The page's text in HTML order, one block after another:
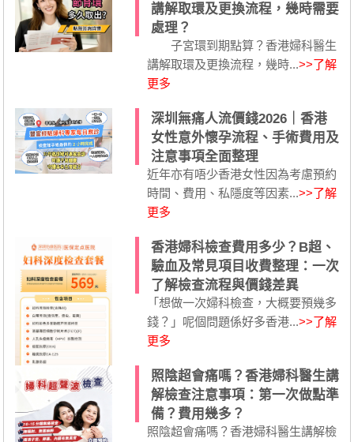
講解取環及更換流程，幾時需要
處理？
子宮環到期點算？香港婦科醫生
講解取環及更換流程，幾時...>>了解
更多
深圳無痛人流價錢2026｜香港
女性意外懷孕流程、手術費用及
注意事項全面整理
近年亦有唔少香港女性因為考慮預約
時間、費用、私隱度等因素...>>了解
更多
香港婦科檢查費用多少？B超、
驗血及常見項目收費整理：一次
了解檢查流程與價錢差異
「想做一次婦科檢查，大概要預幾多
錢？」呢個問題係好多香港...>>了解
更多
照陰超會痛嗎？香港婦科醫生講
解檢查注意事項：第一次做點準
備？費用幾多？
照陰超會痛嗎？香港婦科醫生講解檢